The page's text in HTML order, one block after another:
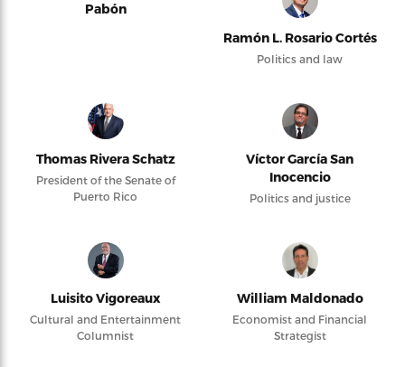
Pabón
Ramón L. Rosario Cortés
Politics and law
Thomas Rivera Schatz
President of the Senate of
Puerto Rico
Víctor García San
Inocencio
Politics and justice
Luisito Vigoreaux
Cultural and Entertainment
Columnist
William Maldonado
Economist and Financial
Strategist